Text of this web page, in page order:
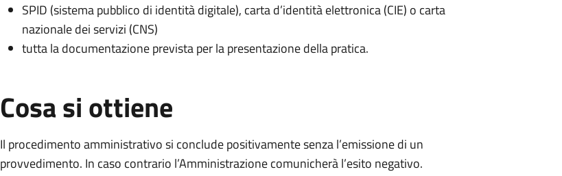
SPID (sistema pubblico di identità digitale), carta d’identità elettronica (CIE) o carta
nazionale dei servizi (CNS)
tutta la documentazione prevista per la presentazione della pratica.
Cosa si ottiene
Il procedimento amministrativo si conclude positivamente senza l’emissione di un
provvedimento. In caso contrario l’Amministrazione comunicherà l’esito negativo.